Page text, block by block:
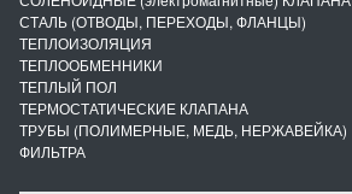
СТАЛЬ (ОТВОДЫ, ПЕРЕХОДЫ, ФЛАНЦЫ)
ТЕПЛОИЗОЛЯЦИЯ
ТЕПЛООБМЕННИКИ
ТЕПЛЫЙ ПОЛ
ТЕРМОСТАТИЧЕСКИЕ КЛАПАНА
ТРУБЫ (ПОЛИМЕРНЫЕ, МЕДЬ, НЕРЖАВЕЙКА)
ФИЛЬТРА